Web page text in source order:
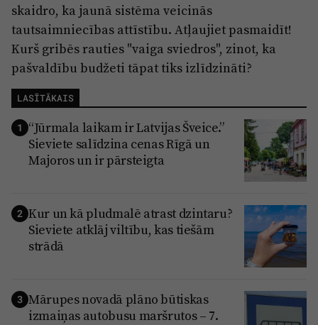
skaidro, ka jaunā sistēma veicinās
tautsaimniecības attīstību. Atļaujiet pasmaidīt!
Kurš gribēs rauties "vaiga sviedros", zinot, ka
pašvaldību budžeti tāpat tiks izlīdzināti?
LASĪTĀKAIS
1 “Jūrmala laikam ir Latvijas Šveice.”
Sieviete salīdzina cenas Rīgā un
Majoros un ir pārsteigta
2 Kur un kā pludmalē atrast dzintaru?
Sieviete atklāj viltību, kas tiešām
strādā
3 Mārupes novadā plāno būtiskas
izmaiņas autobusu maršrutos – 7.